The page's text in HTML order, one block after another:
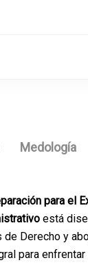
Medología
para el
está
Derecho y
para